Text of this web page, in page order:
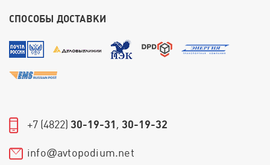
СПОСОБЫ ДОСТАВКИ
+7 (4822) 30-19-31, 30-19-32
info@avtopodium.net